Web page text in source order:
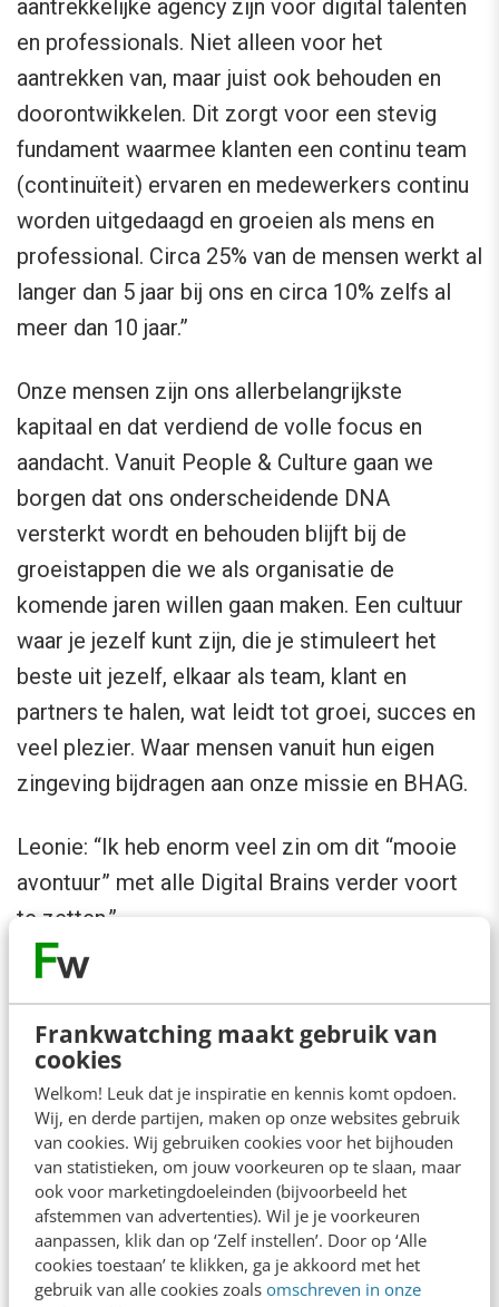
Frankwatching maakt gebruik van
cookies
Welkom! Leuk dat je inspiratie en kennis komt opdoen.
Wij, en derde partijen, maken op onze websites gebruik
van cookies. Wij gebruiken cookies voor het bijhouden
van statistieken, om jouw voorkeuren op te slaan, maar
ook voor marketingdoeleinden (bijvoorbeeld het
afstemmen van advertenties). Wil je je voorkeuren
aanpassen, klik dan op ‘Zelf instellen’. Door op ‘Alle
cookies toestaan’ te klikken, ga je akkoord met het
gebruik van alle cookies zoals omschreven in onze
aantrekkelijke agency zijn voor digital talenten
en professionals. Niet alleen voor het
aantrekken van, maar juist ook behouden en
doorontwikkelen. Dit zorgt voor een stevig
fundament waarmee klanten een continu team
(continuïteit) ervaren en medewerkers continu
worden uitgedaagd en groeien als mens en
professional. Circa 25% van de mensen werkt al
langer dan 5 jaar bij ons en circa 10% zelfs al
meer dan 10 jaar.”
Onze mensen zijn ons allerbelangrijkste
kapitaal en dat verdiend de volle focus en
aandacht. Vanuit People & Culture gaan we
borgen dat ons onderscheidende DNA
versterkt wordt en behouden blijft bij de
groeistappen die we als organisatie de
komende jaren willen gaan maken. Een cultuur
waar je jezelf kunt zijn, die je stimuleert het
beste uit jezelf, elkaar als team, klant en
partners te halen, wat leidt tot groei, succes en
veel plezier. Waar mensen vanuit hun eigen
zingeving bijdragen aan onze missie en BHAG.
Leonie: “Ik heb enorm veel zin om dit “mooie
avontuur” met alle Digital Brains verder voort
te zetten.”
Dit bericht is geplaatst op ons open Business
van de redactie.
Ook interessant voor jou
Bekijk alle blogartikelen →
Reflecteer met AI: 5 vragen die je een betere
marketeer maken
3 min· Kim Pot